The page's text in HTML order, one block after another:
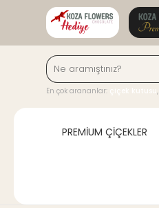
En çok arananlar: çiçek kutusu,
PREMİUM ÇİÇEKLER